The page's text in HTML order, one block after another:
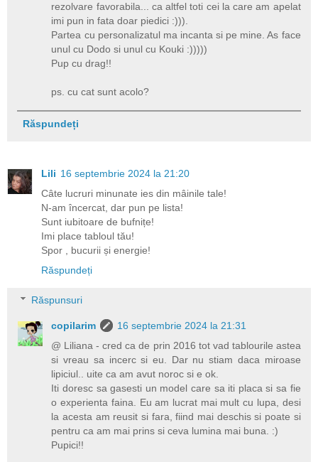
rezolvare favorabila... ca altfel toti cei la care am apelat
imi pun in fata doar piedici :))).
Partea cu personalizatul ma incanta si pe mine. As face
unul cu Dodo si unul cu Kouki :)))))
Pup cu drag!!
ps. cu cat sunt acolo?
Răspundeți
Lili 16 septembrie 2024 la 21:20
Câte lucruri minunate ies din mâinile tale!
N-am încercat, dar pun pe lista!
Sunt iubitoare de bufnițe!
Imi place tabloul tău!
Spor , bucurii și energie!
Răspundeți
Răspunsuri
copilarim
16 septembrie 2024 la 21:31
@ Liliana - cred ca de prin 2016 tot vad tablourile astea
si vreau sa incerc si eu. Dar nu stiam daca miroase
lipiciul.. uite ca am avut noroc si e ok.
Iti doresc sa gasesti un model care sa iti placa si sa fie
o experienta faina. Eu am lucrat mai mult cu lupa, desi
la acesta am reusit si fara, fiind mai deschis si poate si
pentru ca am mai prins si ceva lumina mai buna. :)
Pupici!!